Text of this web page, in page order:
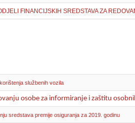
FINANCIJSKIH SREDSTAVA ZA
službenih vozila
osobe za informiranje i zaštitu
sredstava premije osiguranja za 2019. godinu